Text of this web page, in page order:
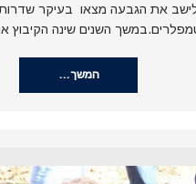
לישב את הגבעה מצאו בעיקר
השנים שינה הקיבוץ
המשך…